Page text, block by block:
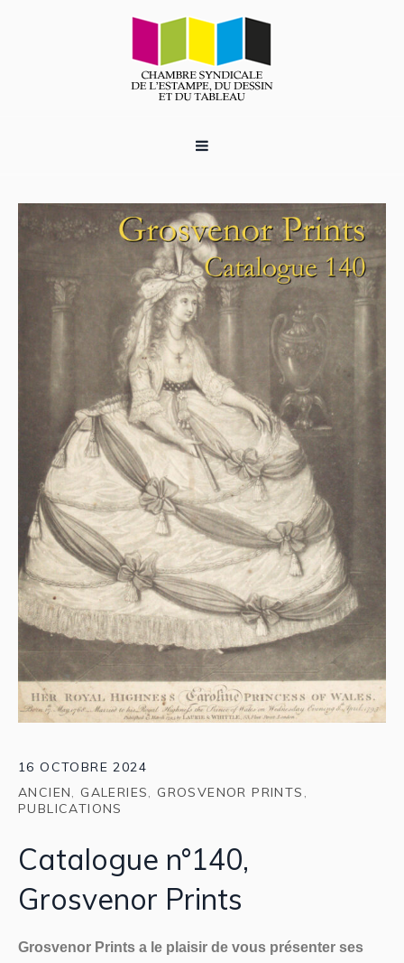
16 OCTOBRE 2024
ANCIEN, GALERIES, GROSVENOR PRINTS ,
PUBLICATIONS
Catalogue n°140,
Grosvenor Prints
Grosvenor Prints a le plaisir de vous présenter ses